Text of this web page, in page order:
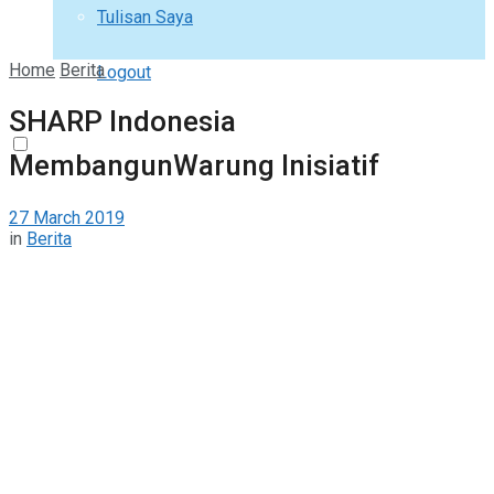
Tulisan Saya
Logout
Home Berita
SHARP Indonesia
MembangunWarung Inisiatif
27 March 2019
in Berita